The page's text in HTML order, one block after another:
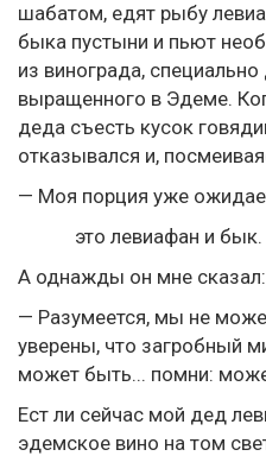
шабатом, едят рыбу
быка пустыни и пьют
из винограда,
выращенного в Эдеме.
деда съесть кусок
отказывался и,
— Моя порция уже
это левиафан и бык.
А однажды он мне сказал:
— Разумеется, мы не
уверены, что загробный
может быть... помни:
Ест ли сейчас мой дед
эдемское вино на том